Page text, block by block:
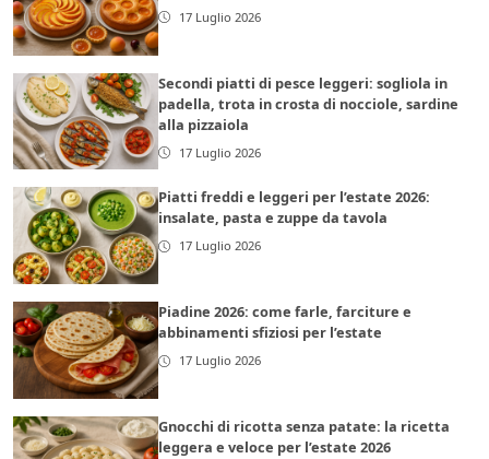
17 Luglio 2026
Secondi piatti di pesce leggeri: sogliola in
padella, trota in crosta di nocciole, sardine
alla pizzaiola
17 Luglio 2026
Piatti freddi e leggeri per l’estate 2026:
insalate, pasta e zuppe da tavola
17 Luglio 2026
Piadine 2026: come farle, farciture e
abbinamenti sfiziosi per l’estate
17 Luglio 2026
Gnocchi di ricotta senza patate: la ricetta
leggera e veloce per l’estate 2026